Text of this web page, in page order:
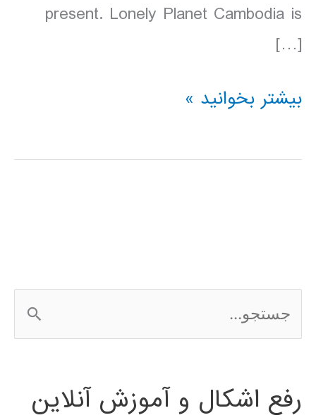
present. Lonely Planet Cambodia is
[…]
دانلود
Lonely
2016
بیشتر بخوانید »
س
ج
رفع اشکال و آموزش آنلاین